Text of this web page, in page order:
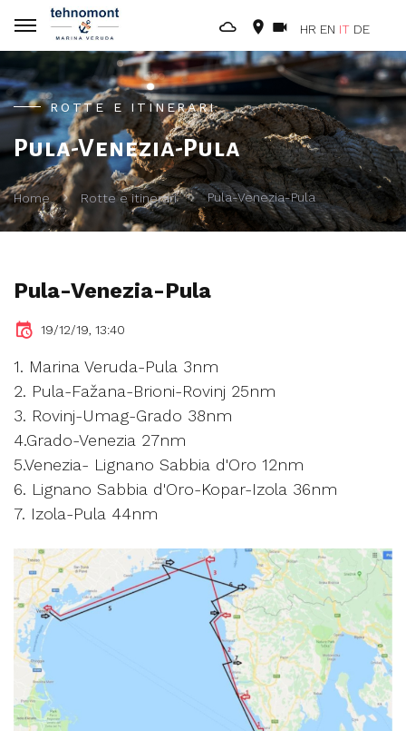
HR EN IT DE
ROTTE E ITINERARI
Pula-Venezia-Pula
Home Rotte e itinerari Pula-Venezia-Pula
Pula-Venezia-Pula
19/12/19, 13:40
1. Marina Veruda-Pula 3nm
2. Pula-Fažana-Brioni-Rovinj 25nm
3. Rovinj-Umag-Grado 38nm
4.Grado-Venezia 27nm
5.Venezia- Lignano Sabbia d'Oro 12nm
6. Lignano Sabbia d'Oro-Kopar-Izola 36nm
7. Izola-Pula 44nm